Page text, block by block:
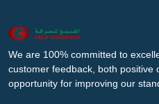
We are 100% committed to
customer feedback, both positive
opportunity for improving our